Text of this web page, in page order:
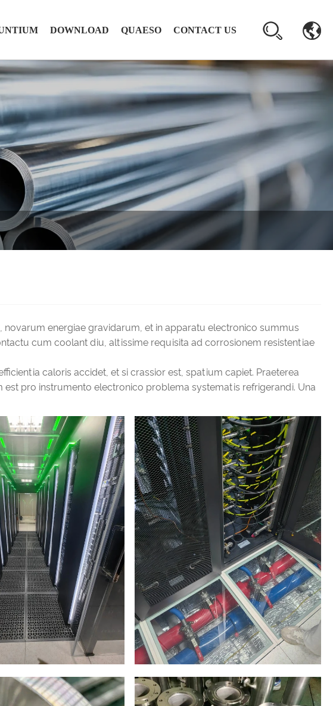
DOWNLOAD QUAESO CONTACT US
energiae gravidarum, et in apparatu electronico summus
cum coolant diu, altissime requisita ad corrosionem resistentiae
caloris accidet, et si crassior est, spatium capiet. Praeterea
pro instrumento electronico problema systematis refrigerandi. Una